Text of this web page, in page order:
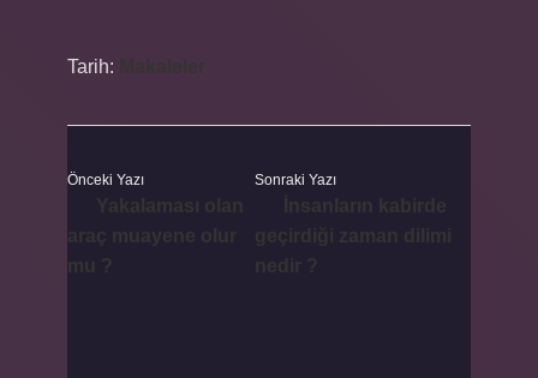
Tarih:
Önceki Yazı Sonraki Yazı